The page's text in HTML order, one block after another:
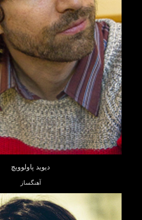
دیوید پاولوویچ
آهنگساز